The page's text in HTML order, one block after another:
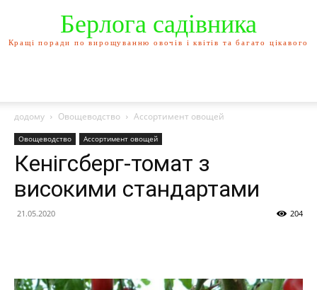
Берлога садівника
Кращі поради по вирощуванню овочів і квітів та багато цікавого
додому Овощеводство Ассортимент овощей
Овощеводство Ассортимент овощей
Кенігсберг-томат з
високими стандартами
21.05.2020 204